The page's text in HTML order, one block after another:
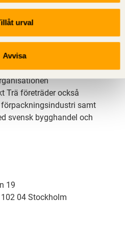
urval
Avvisa
om trä, träprodukter och
hållbart samhälle och
teknisk utveckling.
sågverksindustri
Trä företräder också
förpackningsindustri samt
svensk bygghandel och
19
04 Stockholm